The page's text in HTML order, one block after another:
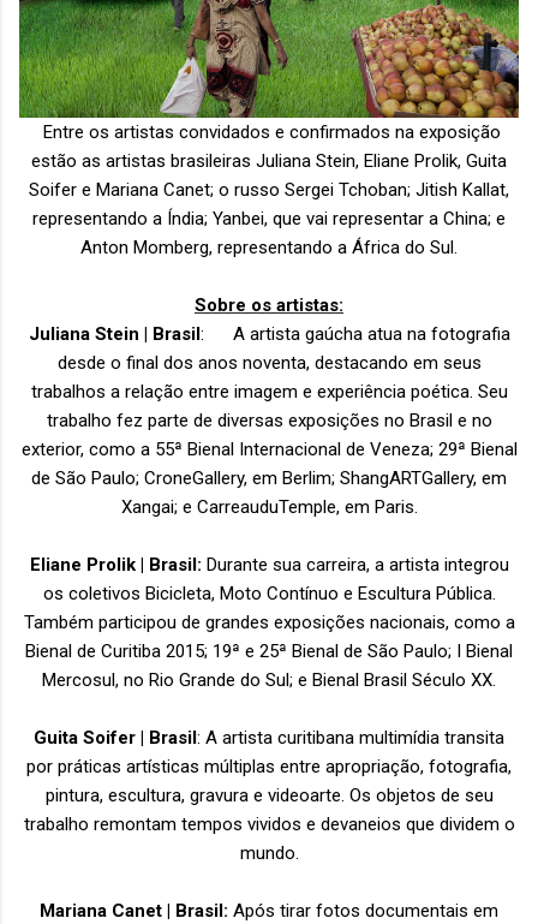
Entre os artistas convidados e confirmados na exposição
estão as artistas brasileiras Juliana Stein, Eliane Prolik, Guita
Soifer e Mariana Canet; o russo Sergei Tchoban; Jitish Kallat,
representando a Índia; Yanbei, que vai representar a China; e
Anton Momberg, representando a África do Sul.
Sobre os artistas:
Juliana Stein | Brasil: A artista gaúcha atua na fotografia
desde o final dos anos noventa, destacando em seus
trabalhos a relação entre imagem e experiência poética. Seu
trabalho fez parte de diversas exposições no Brasil e no
exterior, como a 55ª Bienal Internacional de Veneza; 29ª Bienal
de São Paulo; CroneGallery, em Berlim; ShangARTGallery, em
Xangai; e CarreauduTemple, em Paris.
Eliane Prolik | Brasil: Durante sua carreira, a artista integrou
os coletivos Bicicleta, Moto Contínuo e Escultura Pública.
Também participou de grandes exposições nacionais, como a
Bienal de Curitiba 2015; 19ª e 25ª Bienal de São Paulo; I Bienal
Mercosul, no Rio Grande do Sul; e Bienal Brasil Século XX.
Guita Soifer | Brasil: A artista curitibana multimídia transita
por práticas artísticas múltiplas entre apropriação, fotografia,
pintura, escultura, gravura e videoarte. Os objetos de seu
trabalho remontam tempos vividos e devaneios que dividem o
mundo.
Mariana Canet | Brasil: Após tirar fotos documentais em